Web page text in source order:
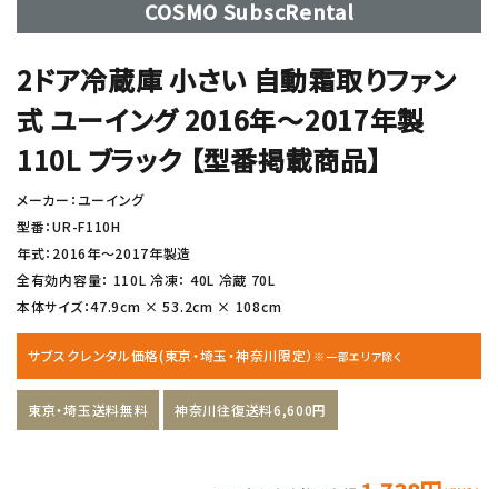
COSMO SubscRental
2ドア冷蔵庫 小さい 自動霜取りファン
式 ユーイング 2016年〜2017年製
110L ブラック 【型番掲載商品】
メーカー：ユーイング
型番：UR-F110H
年式：2016年〜2017年製造
全有効内容量： 110L 冷凍： 40L 冷蔵 70L
本体サイズ：47.9cm × 53.2cm × 108cm
サブスクレンタル価格(東京・埼玉・神奈川限定） ※一部エリア除く
東京・埼玉送料無料 神奈川往復送料6,600円